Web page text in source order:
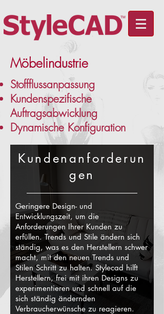
Möbelindustrie
Stoffflussanpassung
Kundenspezifische
Auftragsabwicklung
Dynamische Konfiguration
Kundenanforderun
gen
Geringere Design- und
Entwicklungszeit, um die
Anforderungen Ihrer Kunden zu
erfüllen. Trends und Stile ändern sich
ständig, was es den Herstellern schwer
macht, mit den neuen Trends und
Stilen Schritt zu halten. Stylecad hilft
Herstellern, frei mit ihren Designs zu
experimentieren und schnell auf die
sich ständig ändernden
Verbraucherwünsche zu reagieren.